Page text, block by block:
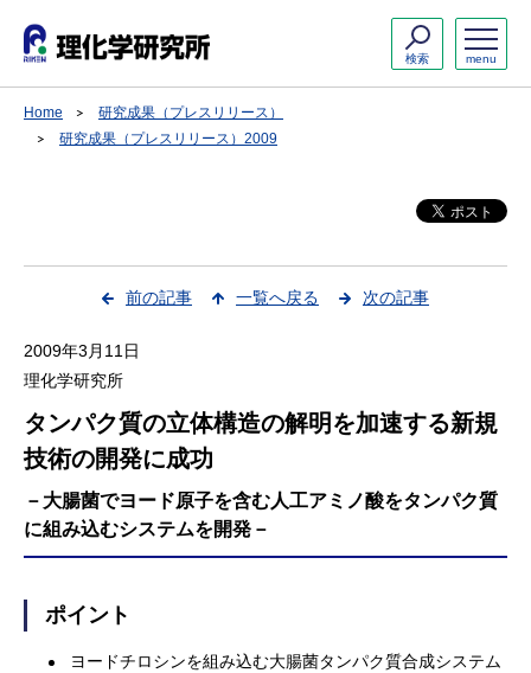
menu
検索
Home
研究成果（プレスリリース）
研究成果（プレスリリース）2009
前の記事 一覧へ戻る 次の記事
2009年3月11日
理化学研究所
タンパク質の立体構造の解明を加速する新規
技術の開発に成功
－大腸菌でヨード原子を含む人工アミノ酸をタンパク質
に組み込むシステムを開発－
ポイント
ヨードチロシンを組み込む大腸菌タンパク質合成システム